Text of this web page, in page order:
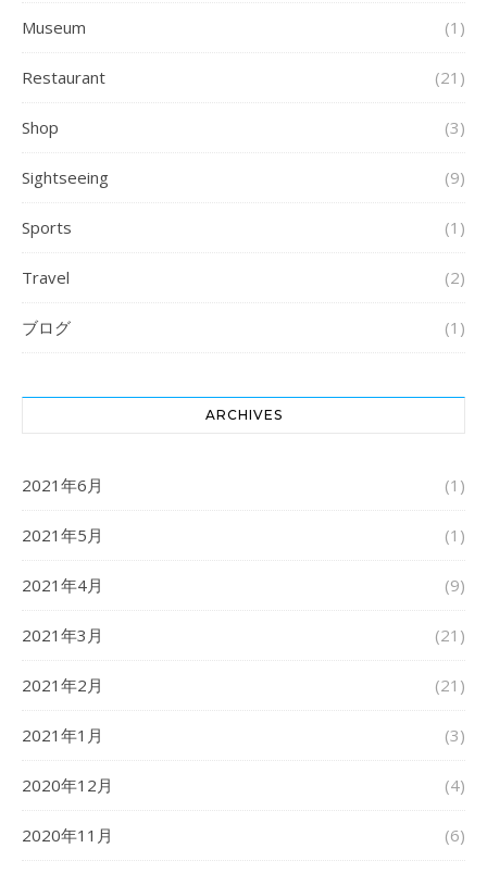
Museum (1)
Restaurant (21)
Shop (3)
Sightseeing (9)
Sports (1)
Travel (2)
ブログ (1)
ARCHIVES
2021年6月 (1)
2021年5月 (1)
2021年4月 (9)
2021年3月 (21)
2021年2月 (21)
2021年1月 (3)
2020年12月 (4)
2020年11月 (6)